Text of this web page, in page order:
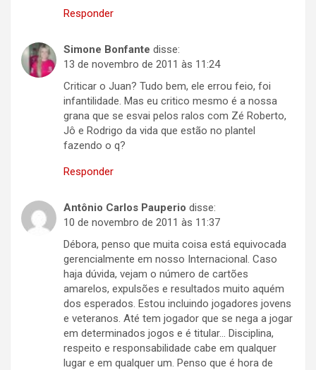
Responder
Simone Bonfante disse:
13 de novembro de 2011 às 11:24
Criticar o Juan? Tudo bem, ele errou feio, foi
infantilidade. Mas eu critico mesmo é a nossa
grana que se esvai pelos ralos com Zé Roberto,
Jô e Rodrigo da vida que estão no plantel
fazendo o q?
Responder
Antônio Carlos Pauperio disse:
10 de novembro de 2011 às 11:37
Débora, penso que muita coisa está equivocada
gerencialmente em nosso Internacional. Caso
haja dúvida, vejam o número de cartões
amarelos, expulsões e resultados muito aquém
dos esperados. Estou incluindo jogadores jovens
e veteranos. Até tem jogador que se nega a jogar
em determinados jogos e é titular… Disciplina,
respeito e responsabilidade cabe em qualquer
lugar e em qualquer um. Penso que é hora de